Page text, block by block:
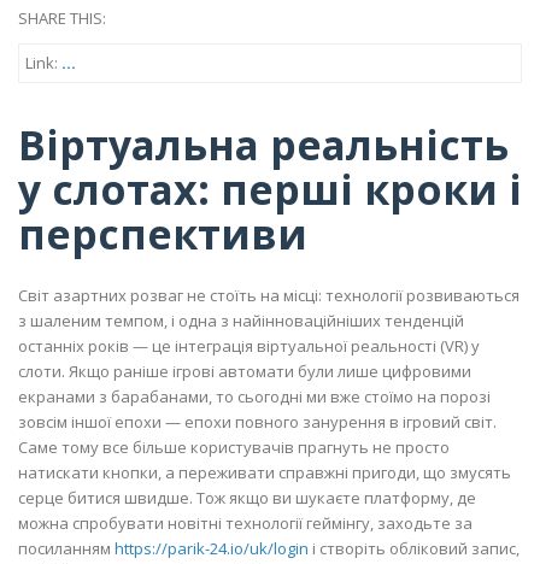
SHARE THIS:
Link: ...
Віртуальна реальність
у слотах: перші кроки і
перспективи
Світ азартних розваг не стоїть на місці: технології розвиваються
з шаленим темпом, і одна з найінноваційніших тенденцій
останніх років — це інтеграція віртуальної реальності (VR) у
слоти. Якщо раніше ігрові автомати були лише цифровими
екранами з барабанами, то сьогодні ми вже стоїмо на порозі
зовсім іншої епохи — епохи повного занурення в ігровий світ.
Саме тому все більше користувачів прагнуть не просто
натискати кнопки, а переживати справжні пригоди, що змусять
серце битися швидше. Тож якщо ви шукаєте платформу, де
можна спробувати новітні технології геймінгу, заходьте за
посиланням https://parik-24.io/uk/login і створіть обліковий запис,